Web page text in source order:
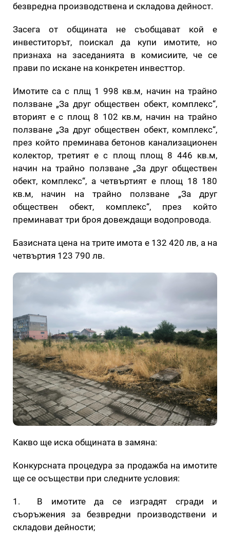
безвредна производствена и складова дейност.
Засега от общината не съобщават кой е
инвеститорът, поискал да купи имотите, но
признаха на заседанията в комисиите, че се
прави по искане на конкретен инвесттор.
Имотите са с плщ 1 998 кв.м, начин на трайно
ползване „За друг обществен обект, комплекс“,
вторият е с площ 8 102 кв.м, начин на трайно
ползване „За друг обществен обект, комплекс“,
през който преминава бетонов канализационен
колектор, третият е с площ площ 8 446 кв.м,
начин на трайно ползване „За друг обществен
обект, комплекс“, а четвъртият е площ 18 180
кв.м, начин на трайно ползване „За друг
обществен обект, комплекс“, през който
преминават три броя довеждащи водопровода.
Базисната цена на трите имота е 132 420 лв, а на
четвъртия 123 790 лв.
Какво ще иска общината в замяна:
Конкурсната процедура за продажба на имотите
ще се осъществи при следните условия:
1. В имотите да се изградят сгради и
съоръжения за безвредни производствени и
складови дейности;